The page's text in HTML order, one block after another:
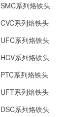
SMC系列烙铁头
CVC系列烙铁头
UFC系列烙铁头
HCV系列烙铁头
PTC系列烙铁头
UFT系列烙铁头
DSC系列烙铁头